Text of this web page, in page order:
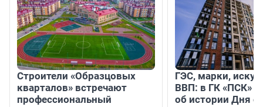
Строители «Образцовых
кварталов» встречают
профессиональный
ГЭС, марки,
ВВП: в ГК «ПСК»
об истории Дня